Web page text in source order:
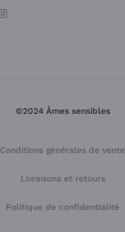
©2024 Âmes sensibles
Conditions générales de vente
Livraisons et retours
Politique de confidentialité